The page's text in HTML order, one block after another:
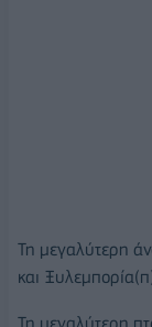
Τη μεγαλύτερη
και
Τη μεγαλύτερη